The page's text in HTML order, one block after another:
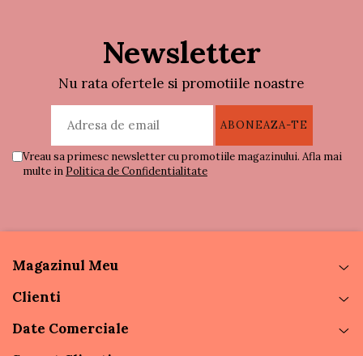
Newsletter
Nu rata ofertele si promotiile noastre
Vreau sa primesc newsletter cu promotiile magazinului. Afla mai
multe in Politica de Confidentialitate
Magazinul Meu
Clienti
Date Comerciale